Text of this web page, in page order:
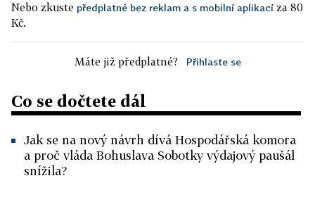
Nebo zkuste předplatné bez reklam a s mobilní aplikací za 80
Kč.
Máte již předplatné? Přihlaste se
Co se dočtete dál
Jak se na nový návrh dívá Hospodářská komora
a proč vláda Bohuslava Sobotky výdajový paušál
snížila?